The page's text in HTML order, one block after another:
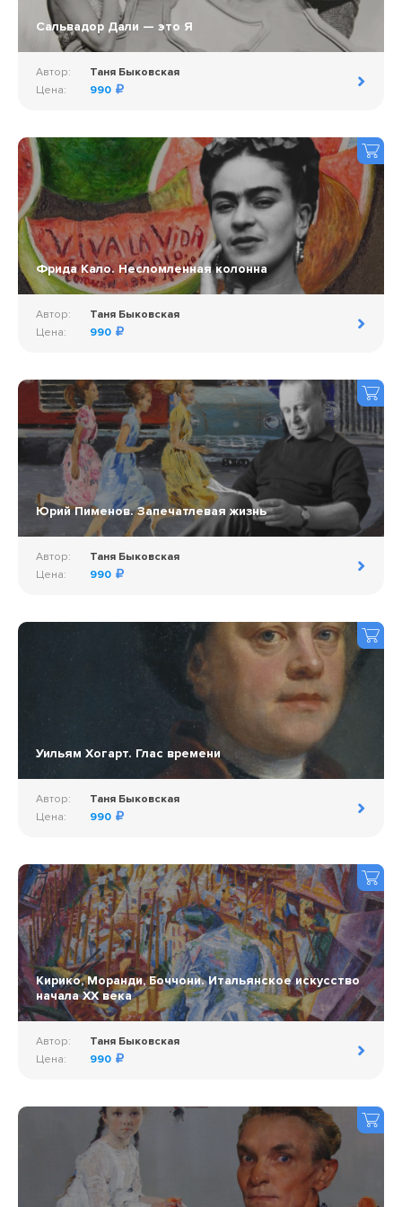
Сальвадор Дали — это Я
Автор:
Таня Быковская
Цена:
990
Фрида Кало. Несломленная колонна
Автор:
Таня Быковская
Цена:
990
Юрий Пименов. Запечатлевая жизнь
Автор:
Таня Быковская
Цена:
990
Уильям Хогарт. Глас времени
Автор:
Таня Быковская
Цена:
990
Кирико, Моранди, Боччони. Итальянское искусство
начала ХХ века
Автор:
Таня Быковская
Цена:
990